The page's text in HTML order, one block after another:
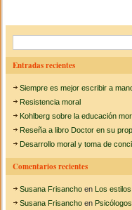
o
o
k
tir
i
n
d
a
m
o
l
u
c
a
Entradas recientes
Siempre es mejor escribir a
Resistencia moral
Kohlberg sobre la educación
Reseña a libro Doctor en su
Desarrollo moral y toma de
Comentarios recientes
Susana Frisancho enLos
Susana Frisancho en